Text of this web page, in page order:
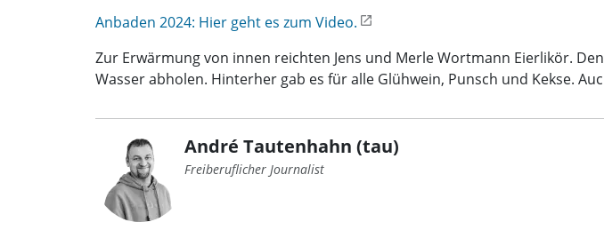
Anbaden 2024: Hier geht es zum Video.
Zur Erwärmung von innen reichten Jens und Merle Wortmann Eierlikör.
Wasser abholen. Hinterher gab es für alle Glühwein, Punsch und Kekse.
André Tautenhahn (tau)
Freiberuflicher Journalist